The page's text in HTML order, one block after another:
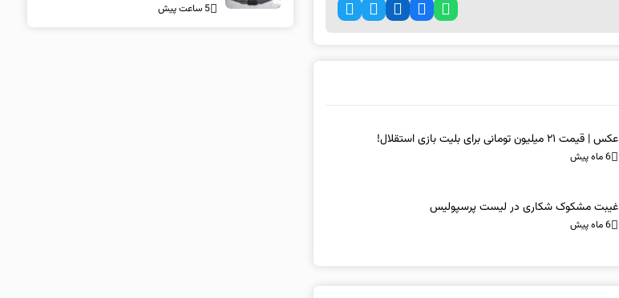
عکس | قیمت ۲۱ میلیون تومانی برای بلیت بازی استقلال!
6 ماه پیش
غیبت مشکوک شکاری در لیست پرسپولیس
6 ماه پیش
5 ساعت پیش